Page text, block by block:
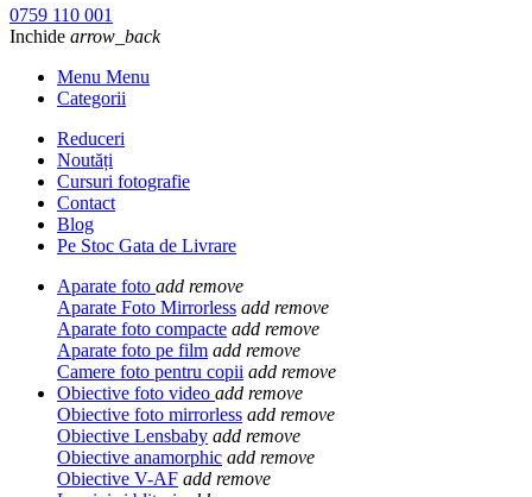
0759 110 001
Inchide arrow_back
Menu Menu
Categorii
Reduceri
Noutăți
Cursuri fotografie
Contact
Blog
Pe Stoc Gata de Livrare
Aparate foto add remove
Aparate Foto Mirrorless add remove
Aparate foto compacte add remove
Aparate foto pe film add remove
Camere foto pentru copii add remove
Obiective foto video add remove
Obiective foto mirrorless add remove
Obiective Lensbaby add remove
Obiective anamorphic add remove
Obiective V-AF add remove